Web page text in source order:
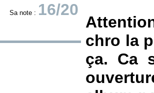
Sa note : 16/20
chro la
ça. Ca